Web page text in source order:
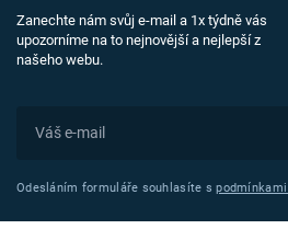
Zanechte nám svůj e-mail a 1x týdně vás
upozorníme na to nejnovější a nejlepší z
našeho webu.
Odesláním formuláře souhlasíte s